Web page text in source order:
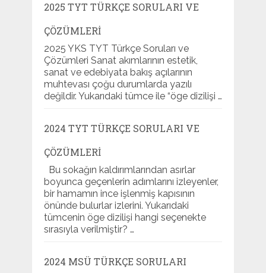
2025 TYT TÜRKÇE SORULARI VE
ÇÖZÜMLERI
2025 YKS TYT Türkçe Soruları ve
Çözümleri Sanat akımlarının estetik,
sanat ve edebiyata bakış açılarının
muhtevası çoğu durumlarda yazılı
değildir. Yukarıdaki tümce ile “öge dizilişi …
2024 TYT TÜRKÇE SORULARI VE
ÇÖZÜMLERI
Bu sokağın kaldırımlarından asırlar
boyunca geçenlerin adımlarını izleyenler,
bir hamamın ince işlenmiş kapısının
önünde bulurlar izlerini. Yukarıdaki
tümcenin öge dizilişi hangi seçenekte
sırasıyla verilmiştir? …
2024 MSÜ TÜRKÇE SORULARI